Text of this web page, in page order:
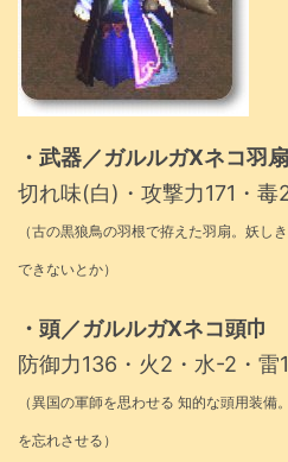
・武器／ガルルガXネコ羽扇
切れ味(白)・攻撃力171・毒
（古の黒狼鳥の羽根で拵えた羽扇。妖し
できないとか）
・頭／ガルルガXネコ頭巾
防御力136・火2・水-2・雷
（異国の軍師を思わせる 知的な頭用装
を忘れさせる）